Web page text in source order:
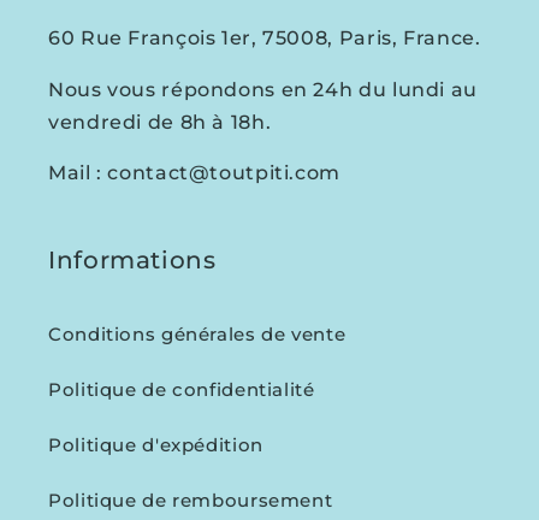
60 Rue François 1er, 75008, Paris, France.
Nous vous répondons en 24h du lundi au
vendredi de 8h à 18h.
Mail : contact@toutpiti.com
Informations
Conditions générales de vente
Politique de confidentialité
Politique d'expédition
Politique de remboursement